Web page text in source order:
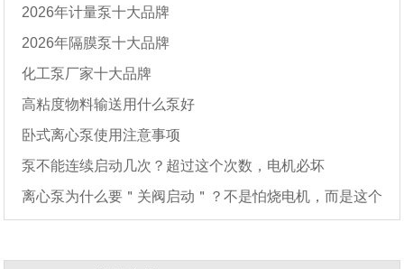
2026年计量泵十大品牌
2026年隔膜泵十大品牌
化工泵厂家十大品牌
高粘度物料输送用什么泵好
卧式离心泵使用注意事项
泵不能连续启动几次？超过这个次数，电机必坏
离心泵为什么要＂关阀启动＂？不是怕烧电机，而是这个